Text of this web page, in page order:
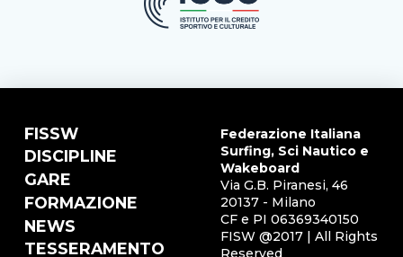
FISSW
DISCIPLINE
GARE
FORMAZIONE
NEWS
TESSERAMENTO
Federazione Italiana
Surfing, Sci Nautico e
Wakeboard
Via G.B. Piranesi, 46
20137 - Milano
CF e PI 06369340150
FISW @2017 | All Rights
Reserved